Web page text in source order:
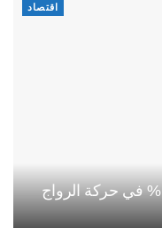
اقتصاد
الموانئ المغربية تحقق نمواً بـ14.4% في حركة الرواج